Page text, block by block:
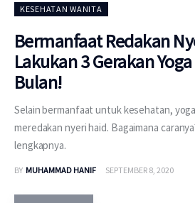
KESEHATAN WANITA
Bermanfaat Redakan
Lakukan 3 Gerakan
Bulan!
Selain bermanfaat untuk kesehatan,
meredakan nyeri haid. Bagaimana
lengkapnya.
BY MUHAMMAD HANIF SEPTEMBER 8, 2020